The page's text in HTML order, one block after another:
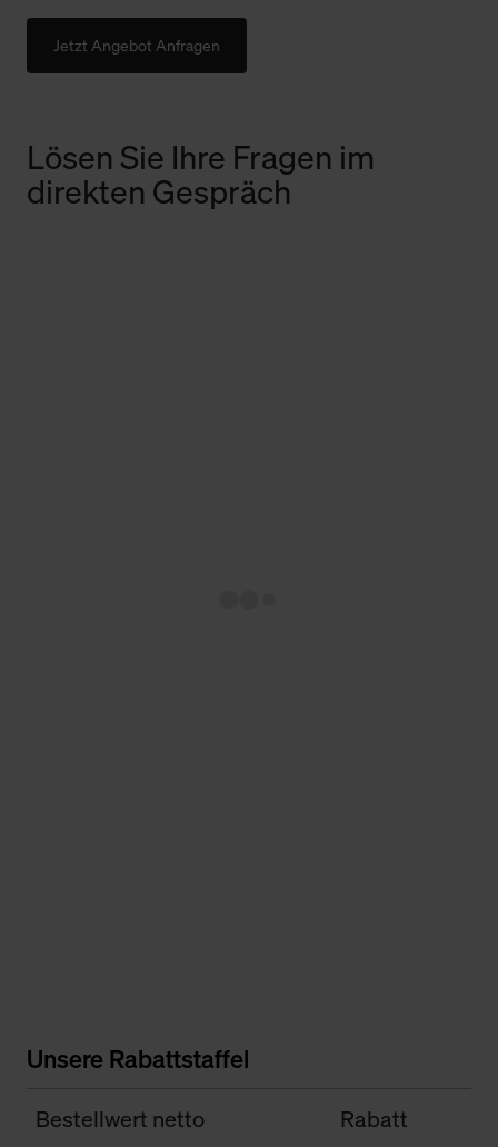
Jetzt Angebot Anfragen
Lösen Sie Ihre Fragen im
direkten Gespräch
Unsere Rabattstaffel
Bestellwert netto Rabatt